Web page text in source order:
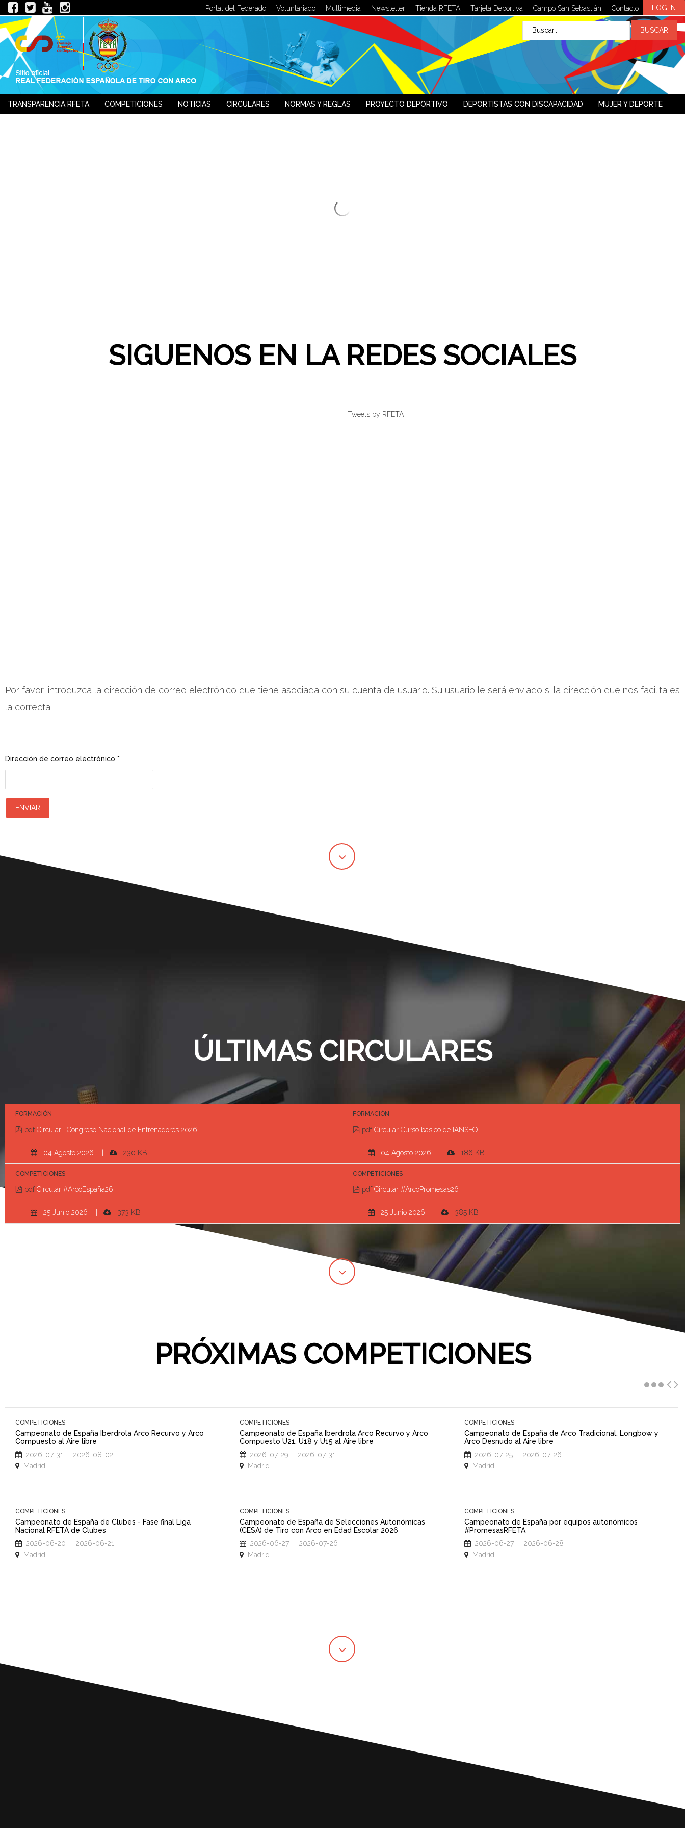
Portal del Federado Voluntariado Multimedia Newsletter Tienda RFETA Tarjeta Deportiva Campo San Sebastián Contacto LOG IN
TRANSPARENCIA RFETA COMPETICIONES NOTICIAS CIRCULARES NORMAS Y REGLAS PROYECTO DEPORTIVO DEPORTISTAS CON DISCAPACIDAD MUJER Y DEPORTE
SIGUENOS EN LA REDES SOCIALES
Tweets by RFETA
Por favor, introduzca la dirección de correo electrónico que tiene asociada con su cuenta de usuario. Su usuario le será enviado si la dirección que nos facilita es
la correcta.
Dirección de correo electrónico *
ENVIAR
ÚLTIMAS CIRCULARES
FORMACIÓN
pdf Circular I Congreso Nacional de Entrenadores 2026
04 Agosto 2026 | 230 KB
FORMACIÓN
pdf Circular Curso básico de IANSEO
04 Agosto 2026 | 186 KB
COMPETICIONES
pdf Circular #ArcoEspaña26
25 Junio 2026 | 373 KB
COMPETICIONES
pdf Circular #ArcoPromesas26
25 Junio 2026 | 385 KB
PRÓXIMAS COMPETICIONES
COMPETICIONES
Campeonato de España Iberdrola Arco Recurvo y Arco
Compuesto al Aire libre
2026-07-31 2026-08-02
Madrid
COMPETICIONES
Campeonato de España Iberdrola Arco Recurvo y Arco
Compuesto U21, U18 y U15 al Aire libre
2026-07-29 2026-07-31
Madrid
COMPETICIONES
Campeonato de España de Arco Tradicional, Longbow y
Arco Desnudo al Aire libre
2026-07-25 2026-07-26
Madrid
COMPETICIONES
Campeonato de España de Clubes - Fase final Liga
Nacional RFETA de Clubes
2026-06-20 2026-06-21
Madrid
COMPETICIONES
Campeonato de España de Selecciones Autonómicas
(CESA) de Tiro con Arco en Edad Escolar 2026
2026-06-27 2026-07-26
Madrid
COMPETICIONES
Campeonato de España por equipos autonómicos
#PromesasRFETA
2026-06-27 2026-06-28
Madrid
LOG INORSIGN UP
Usuario
Contraseña